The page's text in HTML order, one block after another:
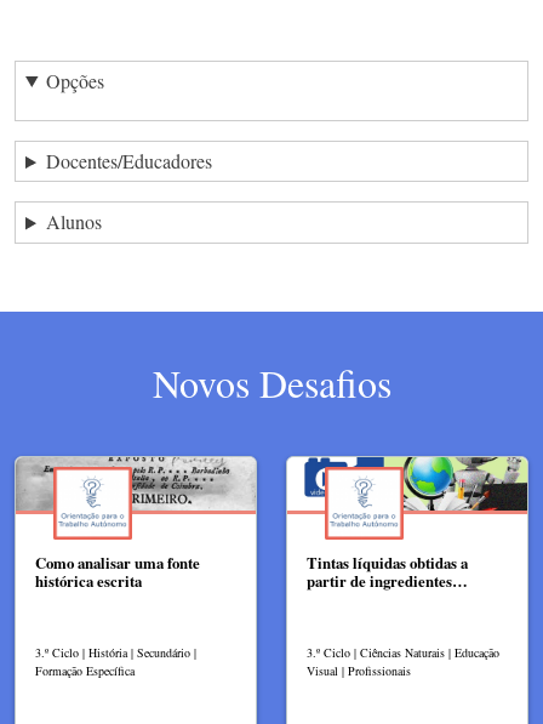
Opções
Docentes/Educadores
Alunos
Novos Desafios
Como analisar uma fonte
histórica escrita
3.º Ciclo | História | Secundário |
Formação Específica
Tintas líquidas obtidas a
partir de ingredientes…
3.º Ciclo | Ciências Naturais | Educação
Visual | Profissionais